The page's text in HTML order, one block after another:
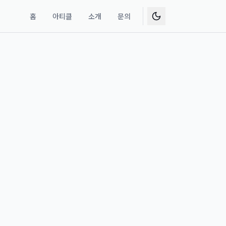
홈 아티클 소개 문의